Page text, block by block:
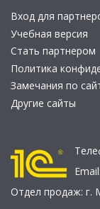
Вход для
Учебная версия
Стать партнером
Политика
Замечания по
Другие сайты
Email:
Отдел продаж: г.